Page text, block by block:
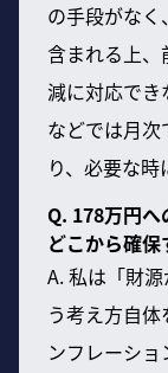
の手段がなく
含まれる上、
減に対応でき
などでは月
り、必要な時
Q. 178万円
どこから確保
A. 私は「財
う考え方自
ンフレーシ